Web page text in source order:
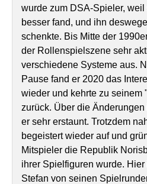
wurde zum DSA-Spieler,
besser fand, und ihn
schenkte. Bis Mitte der
der Rollenspielszene sehr
verschiedene Systeme aus.
Pause fand er 2020 das
wieder und kehrte zu seinem
zurück. Über die
er sehr erstaunt. Trotzdem
begeistert wieder auf und
Mitspieler die Republik
ihrer Spielfiguren wurde.
Stefan von seinen